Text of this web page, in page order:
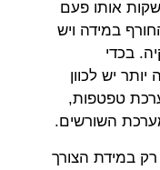
אותו פעם
החורף במידה ויש
בכדי
יש לכוון
טפטפות,
השורשים.
רק במידת הצורך